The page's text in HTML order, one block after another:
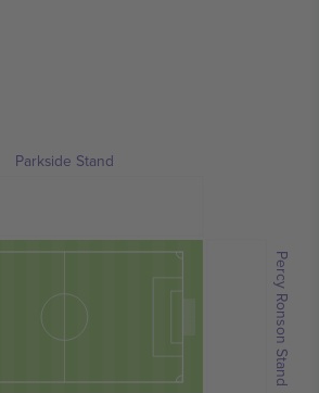
Parkside Stand
Percy Ronson Stand